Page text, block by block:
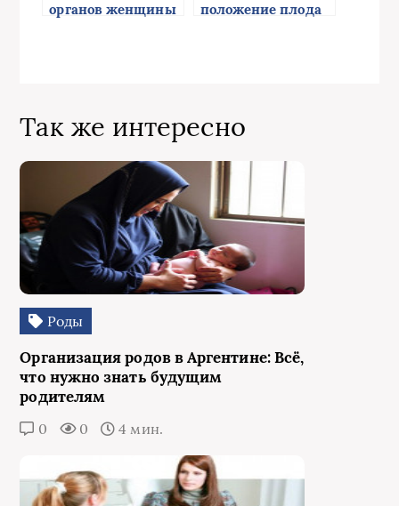
органов женщины
положение плода
Так же интересно
Роды
Организация родов в Аргентине: Всё,
что нужно знать будущим
родителям
0 0 4 мин.